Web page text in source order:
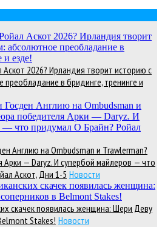
2026? Ирландия творит историю с
в бридинге, тренинге и
Англию на Ombudsman и Trawlerman?
— Daryz. И супербой майлеров — что
Аскот, Дни 1-5 Новости
скачек появилась женщина: Шери Деву
Stakes! Новости